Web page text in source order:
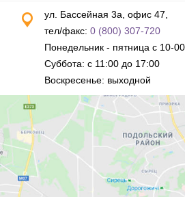
ул. Бассейная 3а, офис 47,
тел/факс: 0 (800) 307-720
Понедельник - пятница с 10-
Суббота: с 11:00 до 17:00
Воскресенье: выходной